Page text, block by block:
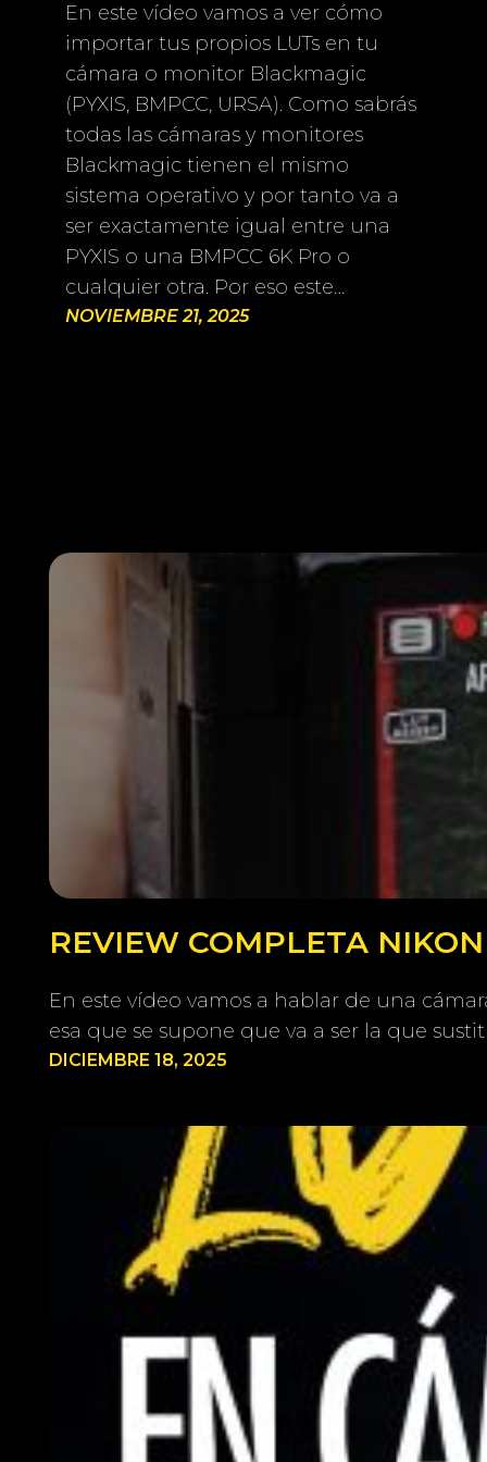
En este vídeo vamos a ver cómo
importar tus propios LUTs en tu
cámara o monitor Blackmagic
(PYXIS, BMPCC, URSA). Como sabrás
todas las cámaras y monitores
Blackmagic tienen el mismo
sistema operativo y por tanto va a
ser exactamente igual entre una
PYXIS o una BMPCC 6K Pro o
cualquier otra. Por eso este…
NOVIEMBRE 21, 2025
REVIEW COMPLETA
En este vídeo vamos a hablar de una
esa que se supone que va a ser la que
DICIEMBRE 18, 2025